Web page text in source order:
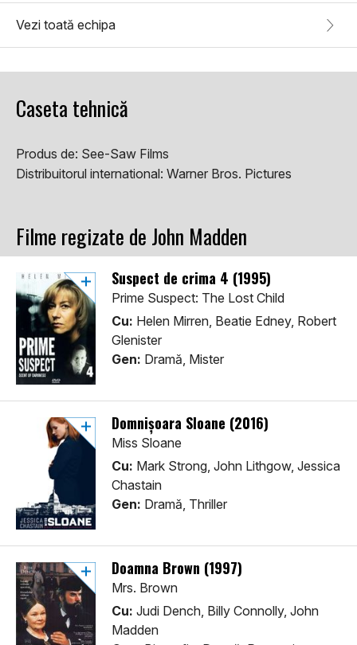
Vezi toată echipa
Caseta tehnică
Produs de: See-Saw Films
Distribuitorul international: Warner Bros. Pictures
Filme regizate de John Madden
Suspect de crima 4 (1995)
Prime Suspect: The Lost Child
Cu: Helen Mirren, Beatie Edney, Robert
Glenister
Gen: Dramă, Mister
Domnișoara Sloane (2016)
Miss Sloane
Cu: Mark Strong, John Lithgow, Jessica
Chastain
Gen: Dramă, Thriller
Doamna Brown (1997)
Mrs. Brown
Cu: Judi Dench, Billy Connolly, John
Madden